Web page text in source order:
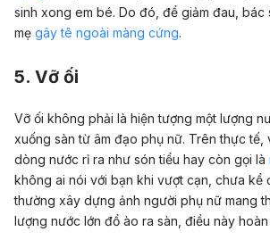
sinh xong em bé. Do đó, để giảm đau, bác
mẹ gây tê ngoài màng cứng.
5. Vỡ ối
Vỡ ối không phải là hiện tượng một lượng
xuống sàn từ âm đạo phụ nữ. Trên thực tế,
dòng nước rỉ ra như són tiểu hay còn gọi là
không ai nói với bạn khi vượt cạn, chưa kể
thường xây dựng ảnh người phụ nữ mang
lượng nước lớn đổ ào ra sàn, điều này